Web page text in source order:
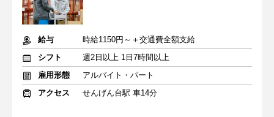
給与
時給1150円～＋交通費全額支給
シフト
週2日以上 1日7時間以上
雇用形態
アルバイト・パート
アクセス
せんげん台駅 車14分